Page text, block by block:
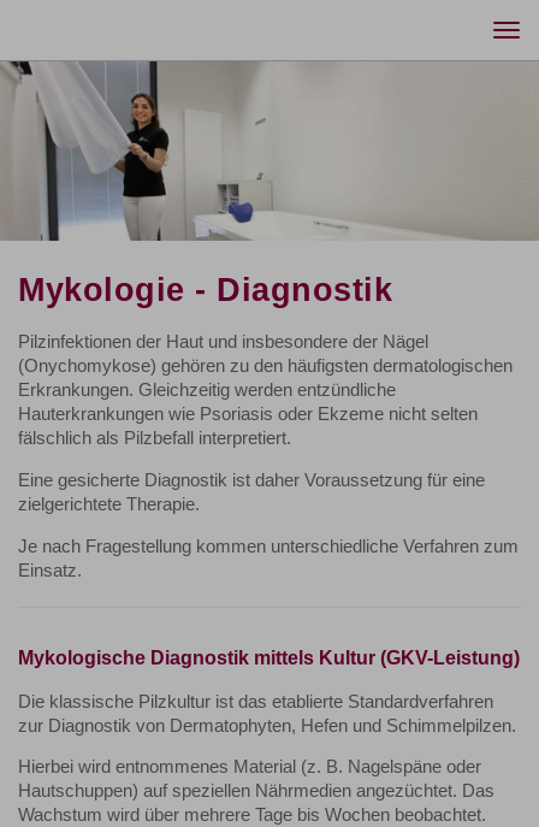
Mykologie - Diagnostik
Pilzinfektionen der Haut und insbesondere der Nägel
(Onychomykose) gehören zu den häufigsten dermatologischen
Erkrankungen. Gleichzeitig werden entzündliche
Hauterkrankungen wie Psoriasis oder Ekzeme nicht selten
fälschlich als Pilzbefall interpretiert.
Eine gesicherte Diagnostik ist daher Voraussetzung für eine
zielgerichtete Therapie.
Je nach Fragestellung kommen unterschiedliche Verfahren zum
Einsatz.
Mykologische Diagnostik mittels Kultur (GKV-Leistung)
Die klassische Pilzkultur ist das etablierte Standardverfahren
zur Diagnostik von Dermatophyten, Hefen und Schimmelpilzen.
Hierbei wird entnommenes Material (z. B. Nagelspäne oder
Hautschuppen) auf speziellen Nährmedien angezüchtet. Das
Wachstum wird über mehrere Tage bis Wochen beobachtet.